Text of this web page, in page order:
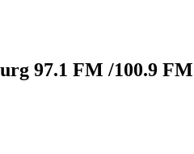
97.1 FM /100.9 FM